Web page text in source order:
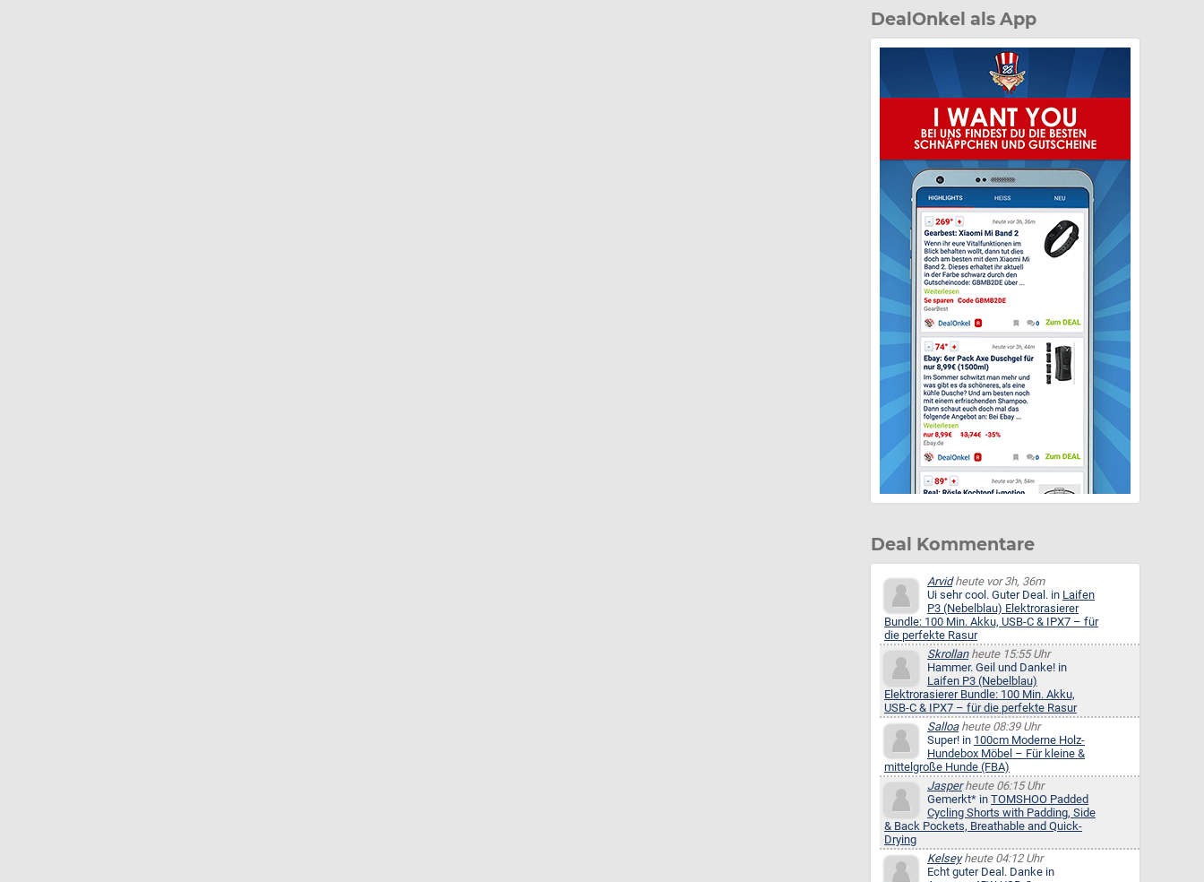
DealOnkel als App
Deal Kommentare
Arvidheute vor 3h, 36m
Ui sehr cool. Guter Deal. in Laifen
P3 (Nebelblau) Elektrorasierer
Bundle: 100 Min. Akku, USB-C & IPX7 – für
die perfekte Rasur
Skrollanheute 15:55 Uhr
Hammer. Geil und Danke! in
Laifen P3 (Nebelblau)
Elektrorasierer Bundle: 100 Min. Akku,
USB-C & IPX7 – für die perfekte Rasur
Salloaheute 08:39 Uhr
Super! in 100cm Moderne Holz-
Hundebox Möbel – Für kleine &
mittelgroße Hunde (FBA)
Jasperheute 06:15 Uhr
Gemerkt* in TOMSHOO Padded
Cycling Shorts with Padding, Side
& Back Pockets, Breathable and Quick-
Drying
Kelseyheute 04:12 Uhr
Echt guter Deal. Danke in